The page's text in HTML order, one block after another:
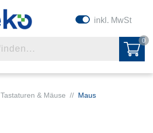
inkl. MwSt
0
Tastaturen & Mäuse // Maus